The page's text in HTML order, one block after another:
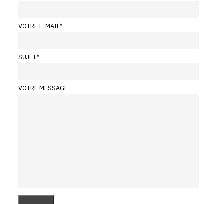
VOTRE E-MAIL*
SUJET*
VOTRE MESSAGE